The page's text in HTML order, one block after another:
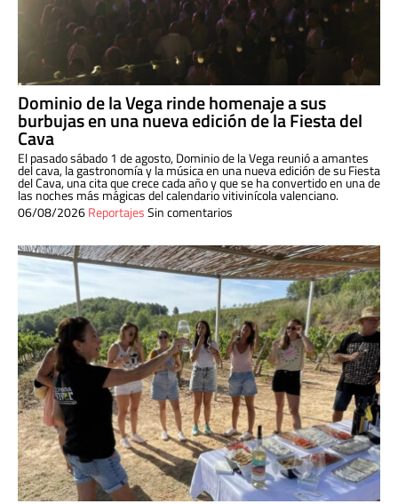
Dominio de la Vega rinde homenaje a sus
burbujas en una nueva edición de la Fiesta del
Cava
El pasado sábado 1 de agosto, Dominio de la Vega reunió a amantes
del cava, la gastronomía y la música en una nueva edición de su Fiesta
del Cava, una cita que crece cada año y que se ha convertido en una de
las noches más mágicas del calendario vitivinícola valenciano.
06/08/2026ReportajesSin comentarios